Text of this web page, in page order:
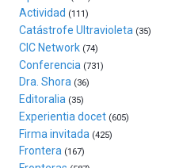
Zientzia
Plaza
(BZP),
un
llenará
la
ciudad
de
Actividad (111)
Catástrofe Ultravioleta (35)
CIC Network (74)
Conferencia (731)
Dra. Shora (36)
Editoralia (35)
Experientia docet (605)
Firma invitada (425)
Frontera (167)